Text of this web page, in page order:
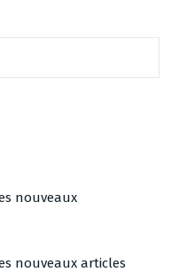
nouveaux
nouveaux articles